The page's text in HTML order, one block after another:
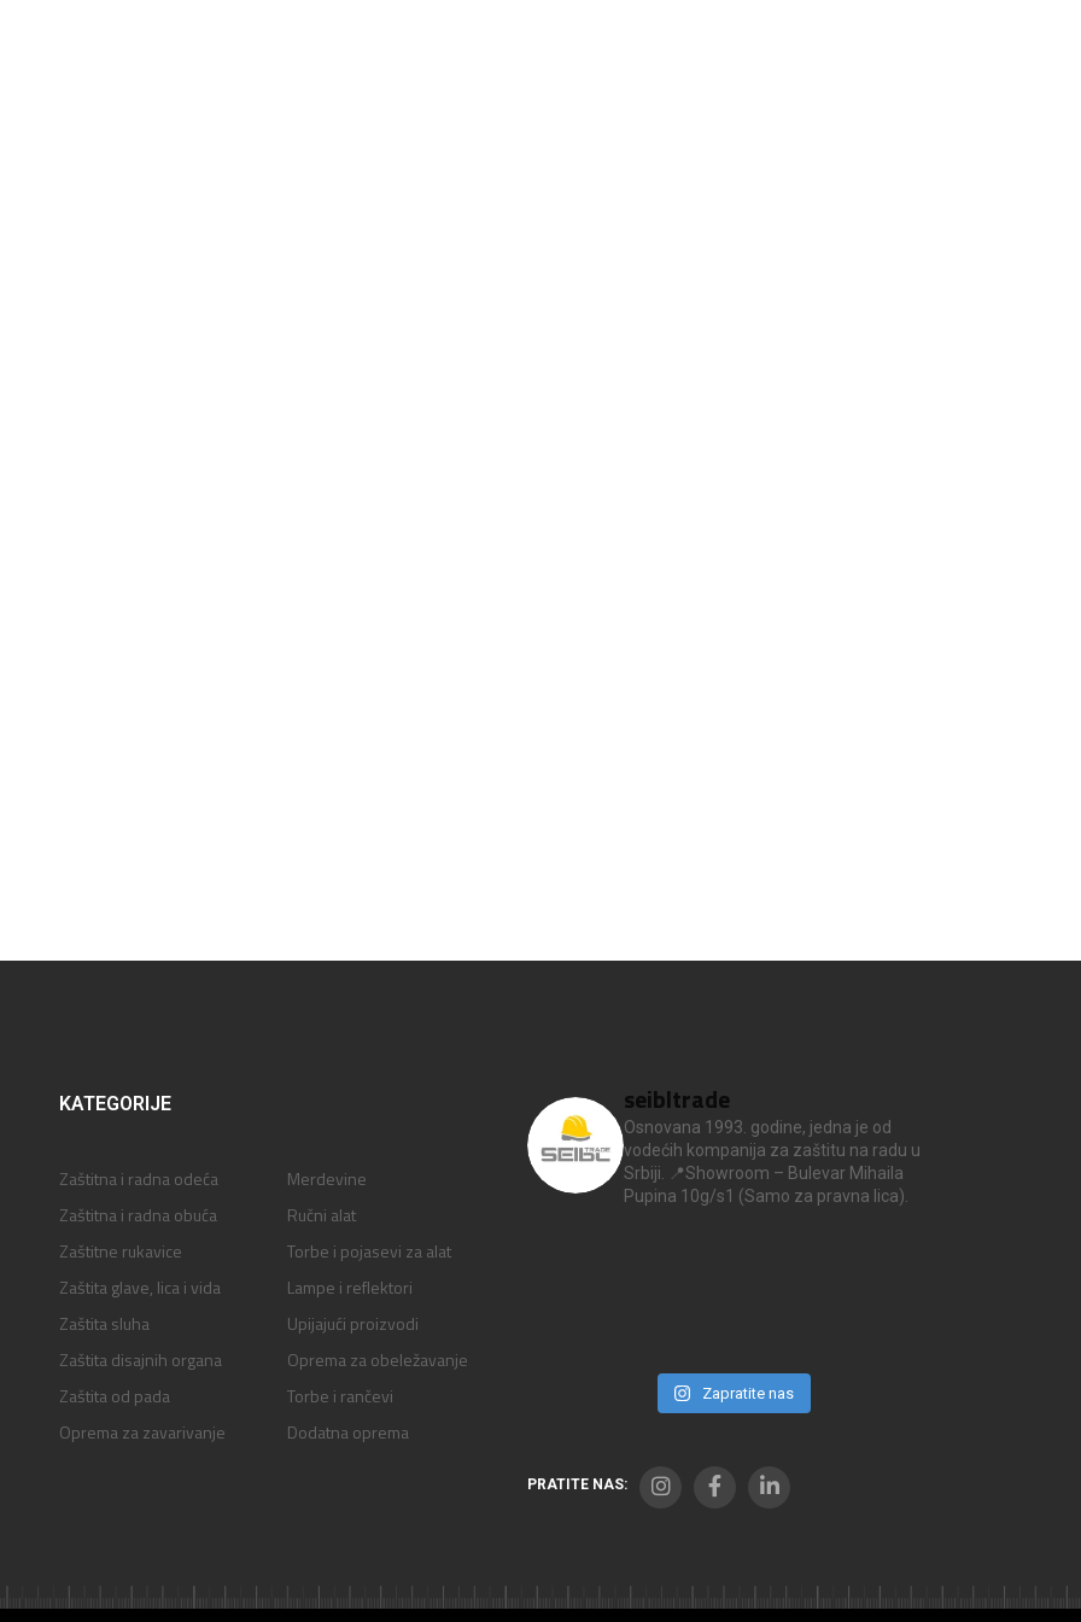
KATEGORIJE
Zaštitna i radna odeća
Zaštitna i radna obuća
Zaštitne rukavice
Zaštita glave, lica i vida
Zaštita sluha
Zaštita disajnih organa
Zaštita od pada
Oprema za zavarivanje
Merdevine
Ručni alat
Torbe i pojasevi za alat
Lampe i reflektori
Upijajući proizvodi
Oprema za obeležavanje
Torbe i rančevi
Dodatna oprema
seibltrade
Osnovana 1993. godine, jedna je od
vodećih kompanija za zaštitu na radu u
Srbiji.
📍Showroom – Bulevar Mihaila
Pupina 10g/s1 (Samo za pravna lica).
Zapratite nas
PRATITE NAS: